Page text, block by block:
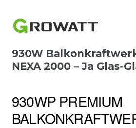
930W
NEXA 2000 – Ja Glas-
930WP PREMIUM